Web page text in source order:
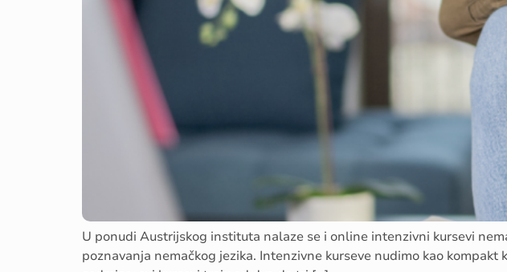
U ponudi Austrijskog instituta nalaze se i online intenzivni kursevi
poznavanja nemačkog jezika. Intenzivne kurseve nudimo kao